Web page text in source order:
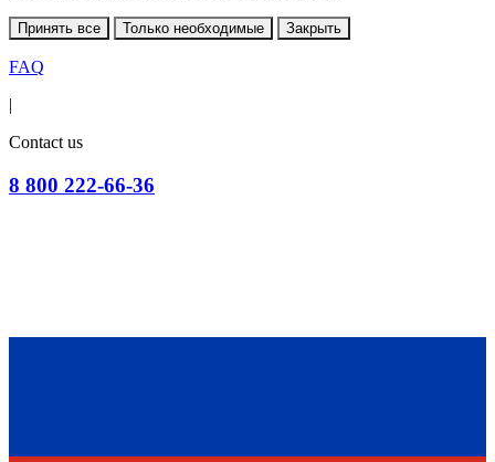
Принять все Только необходимые Закрыть
FAQ
|
Contact us
8 800 222-66-36